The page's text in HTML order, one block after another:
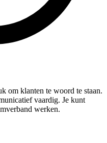
om klanten te woord te staan.
vaardig. Je kunt
werken.